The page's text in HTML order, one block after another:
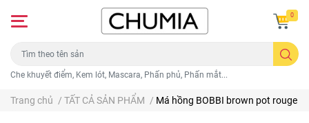
Che khuyết điểm, Kem lót, Mascara, Phấn phủ, Phấn mắt...
0
Trang chủ / TẤT CẢ SẢN PHẨM / Má hồng BOBBI brown pot rouge